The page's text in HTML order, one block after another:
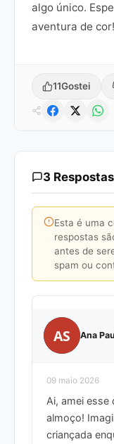
algo único.
aventura de cor!
11Gostei
3 Respostas
Esta é uma
respostas
antes de
spam ou
AS Ana
09 maio 2026
Ai, amei esse
almoço!
criançada